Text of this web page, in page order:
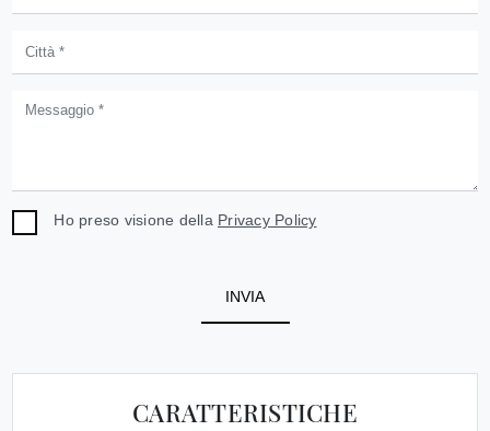
Ho preso visione della Privacy Policy
INVIA
CARATTERISTICHE